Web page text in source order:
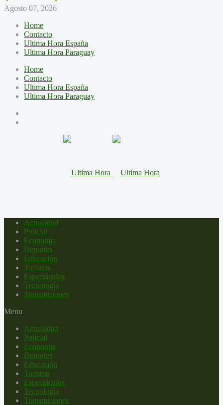
Agosto 07, 2026
Home
Contacto
Ultima Hora España
Ultima Hora Paraguay
Home
Contacto
Ultima Hora España
Ultima Hora Paraguay
Actualidad
Policial
Economía
Deportes
Educación
Turismo
Espectáculos
Tecnología
Transmisiones
Menu
Actualidad
Policial
Economía
Deportes
Educación
Turismo
Espectáculos
Tecnología
Transmisiones